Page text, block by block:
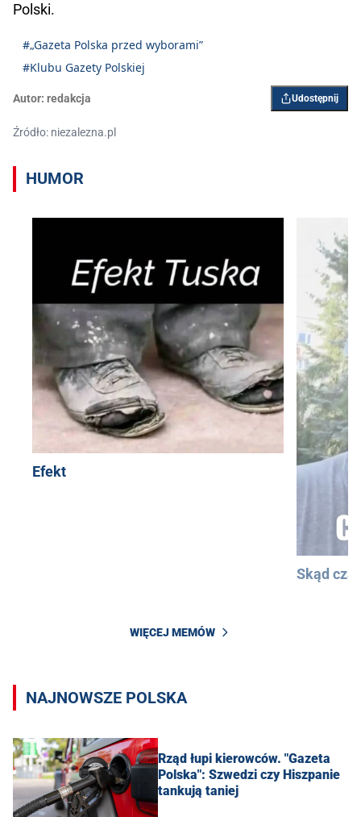
Polski.
#„Gazeta Polska przed wyborami”
#Klubu Gazety Polskiej
Autor: redakcja Udostępnij
Źródło: niezalezna.pl
HUMOR
Efekt
Skąd
WIĘCEJ MEMÓW
NAJNOWSZE POLSKA
Rząd łupi kierowców. "Gazeta
Polska": Szwedzi czy Hiszpanie
tankują taniej